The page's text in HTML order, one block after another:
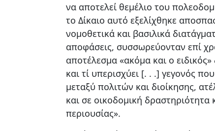
να αποτελεί θεμέλιο του
το Δίκαιο αυτό εξελίχθηκε
νομοθετικά και βασιλικά
αποφάσεις, συσσωρεύονταν επί
αποτέλεσμα «ακόμα και ο
και τί υπερισχύει [. . .] γεγονός
μεταξύ πολιτών και διοίκησης,
και σε οικοδομική
περιουσίας».